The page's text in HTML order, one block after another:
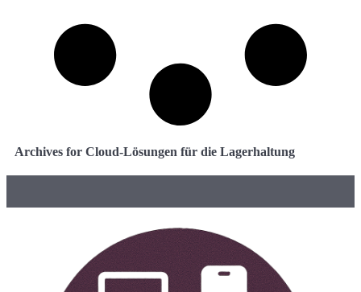
Archives for Cloud-Lösungen für die Lagerhaltung